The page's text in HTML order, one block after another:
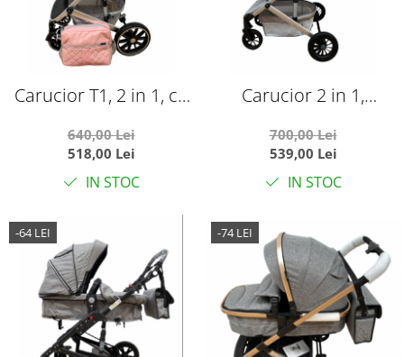
Carucior T1, 2 in 1, cu
geanta, roz/gri
640,00 Lei
518,00 Lei
IN STOC
Carucior 2 in 1,
T7 Verde deschis
700,00 Lei
539,00 Lei
IN STOC
-64 LEI -74 LEI